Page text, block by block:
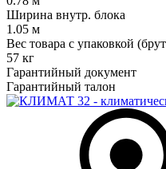
Ширина внутр. блока
1.05 м
Вес товара с упаковкой
57 кг
Гарантийный документ
Гарантийный талон